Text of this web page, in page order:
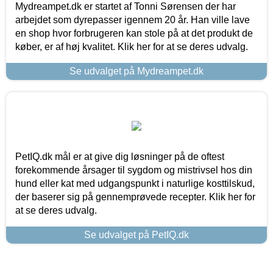
Mydreampet.dk er startet af Tonni Sørensen der har
arbejdet som dyrepasser igennem 20 år. Han ville lave
en shop hvor forbrugeren kan stole på at det produkt de
køber, er af høj kvalitet. Klik her for at se deres udvalg.
Se udvalget på Mydreampet.dk
PetIQ.dk mål er at give dig løsninger på de oftest
forekommende årsager til sygdom og mistrivsel hos din
hund eller kat med udgangspunkt i naturlige kosttilskud,
der baserer sig på gennemprøvede recepter. Klik her for
at se deres udvalg.
Se udvalget på PetIQ.dk